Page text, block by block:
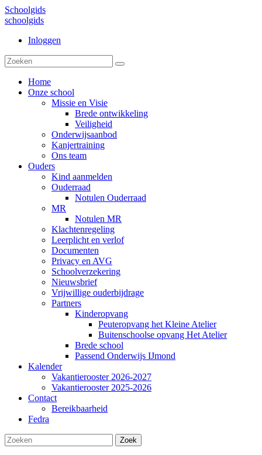
Schoolgids
schoolgids
Inloggen
Home
Onze school
Missie en Visie
Brede ontwikkeling
Veiligheid
Onderwijsaanbod
Kanjertraining
Ons team
Ouders
Kind aanmelden
Ouderraad
Notulen Ouderraad
MR
Notulen MR
Klachtenregeling
Leerplicht en verlof
Documenten
Privacy en AVG
Schoolverzekering
Nieuwsbrief
Vrijwillige ouderbijdrage
Partners
Kinderopvang
Peuteropvang het Kleine Atelier
Buitenschoolse opvang Het Atelier
Brede school
Passend Onderwijs IJmond
Kalender
Vakantierooster 2026-2027
Vakantierooster 2025-2026
Contact
Bereikbaarheid
Fedra
Zoek